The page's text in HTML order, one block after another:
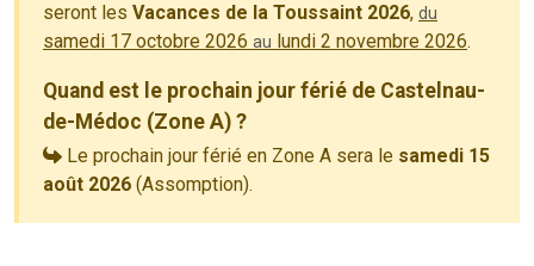
seront les Vacances de la Toussaint 2026, du
samedi 17 octobre 2026 au lundi 2 novembre 2026.
Quand est le prochain jour férié de Castelnau-
de-Médoc (Zone A) ?
Le prochain jour férié en Zone A sera le samedi 15
août 2026 (Assomption).